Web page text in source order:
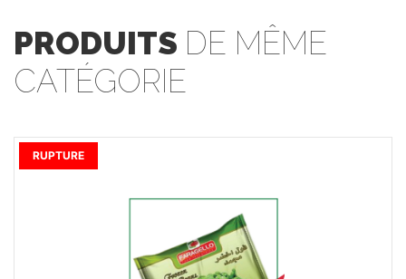
PRODUITS DE MÊME
CATÉGORIE
RUPTURE